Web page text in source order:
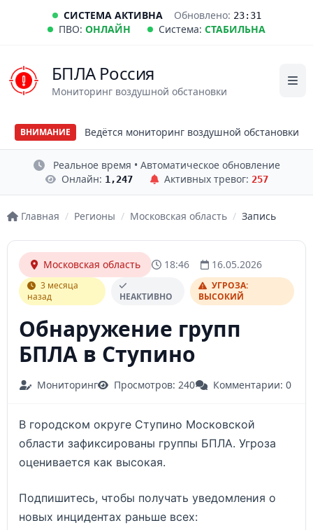
СИСТЕМА АКТИВНА Обновлено: 23:31
ПВО: ОНЛАЙН Система: СТАБИЛЬНА
БПЛА Россия
Мониторинг воздушной обстановки
ВНИМАНИЕ Ведётся мониторинг воздушной обстановки
Реальное время • Автоматическое обновление
Онлайн: 1,247 Активных тревог: 257
Главная / Регионы / Московская область / Запись
Московская область 18:46 16.05.2026
3 месяца
назад
НЕАКТИВНО
УГРОЗА:
ВЫСОКИЙ
Обнаружение групп
БПЛА в Ступино
Мониторинг Просмотров: 240 Комментарии: 0
В городском округе Ступино Московской
области зафиксированы группы БПЛА. Угроза
оценивается как высокая.
Подпишитесь, чтобы получать уведомления о
новых инцидентах раньше всех: